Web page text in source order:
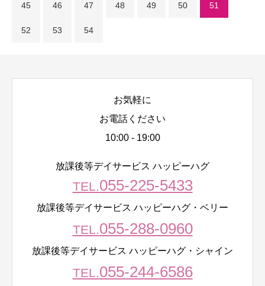
45 46 47 48 49 50 51
52 53 54
お気軽に
お電話ください
10:00 - 19:00
放課後等デイサービス ハッピーハグ
TEL.055-225-5433
放課後等デイサービス ハッピーハグ・ベリー
TEL.055-288-0960
放課後等デイサービス ハッピーハグ・シャイン
TEL.055-244-6586